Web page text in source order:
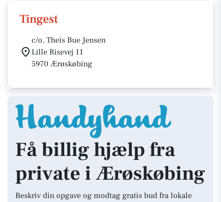
Tingest
c/o. Theis Bue Jensen
Lille Risevej 11
5970 Ærøskøbing
Få billig hjælp fra
private i Ærøskøbing
Beskriv din opgave og modtag gratis bud fra lokale